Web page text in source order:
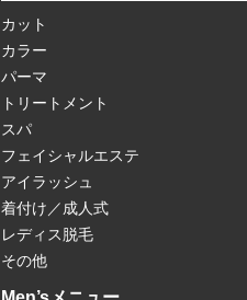
カット
カラー
パーマ
トリートメント
スパ
フェイシャルエステ
アイラッシュ
着付け／成人式
レディス脱毛
その他